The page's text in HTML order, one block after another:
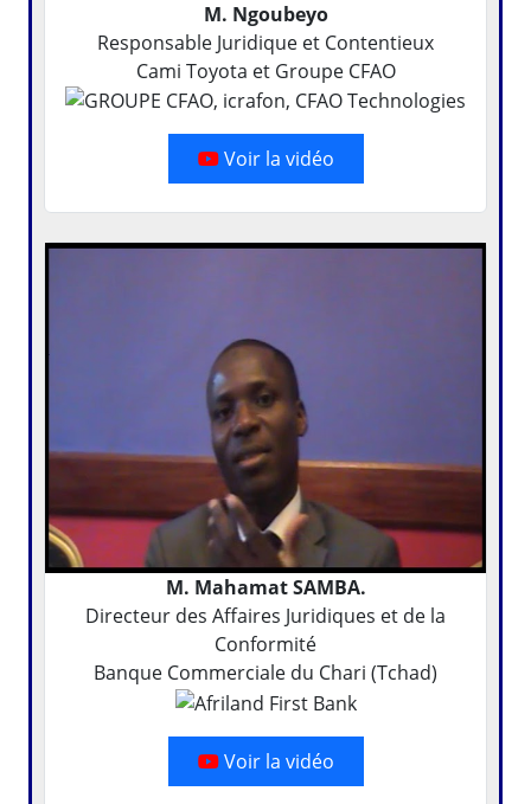
M. Ngoubeyo
Responsable Juridique et Contentieux
Cami Toyota et Groupe CFAO
Voir la vidéo
M. Mahamat SAMBA.
Directeur des Affaires Juridiques et de la
Conformité
Banque Commerciale du Chari (Tchad)
Voir la vidéo